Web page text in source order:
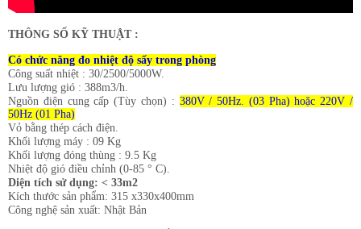
​THÔNG SỐ KỸ THUẬT :
Có chức năng đo nhiệt độ sấy trong phòng
Công suất nhiệt : 30/2500/5000W.
Lưu lượng gió : 388m3/h.
Nguồn điện cung cấp (Tùy chọn) : 380V / 50Hz. (03 Pha) hoặc220V /
50Hz (01 Pha)
Vỏ bằng thép cách điện.
Khối lượng máy : 09 Kg
Khối lượng đóng thùng : 9.5 Kg
Nhiệt độ gió điều chỉnh (0-85 ° C).
Diện tích sử dụng: < 33m2
Kích thước sản phẩm: 315 x330x400mm
Công nghệ sản xuất: Nhật Bản